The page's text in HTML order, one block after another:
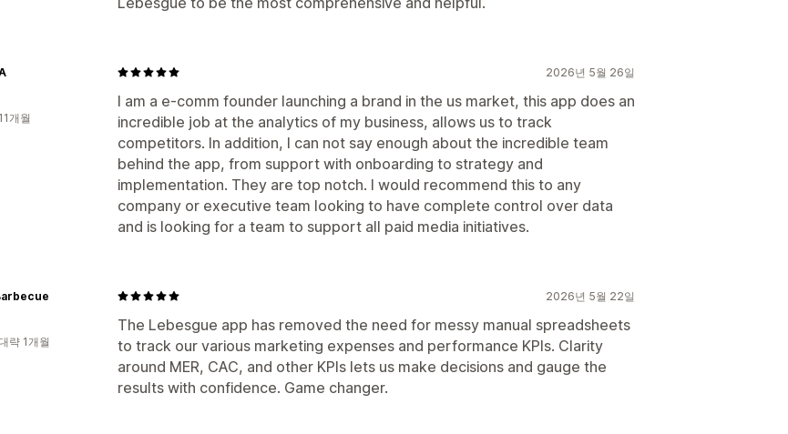
2026년 5월 26일
I am a e-comm founder launching a brand in the us market, this app does an
incredible job at the analytics of my business, allows us to track
competitors. In addition, I can not say enough about the incredible team
behind the app, from support with onboarding to strategy and
implementation. They are top notch. I would recommend this to any
company or executive team looking to have complete control over data
and is looking for a team to support all paid media initiatives.
개월
2026년 5월 22일
The Lebesgue app has removed the need for messy manual spreadsheets
to track our various marketing expenses and performance KPIs. Clarity
around MER, CAC, and other KPIs lets us make decisions and gauge the
results with confidence. Game changer.
략 1개월